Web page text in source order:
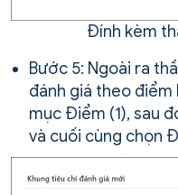
Đính kèm
Bước 5: Ngoài ra
đánh giá theo điểm
mục Điểm (1), sau
và cuối cùng chọn